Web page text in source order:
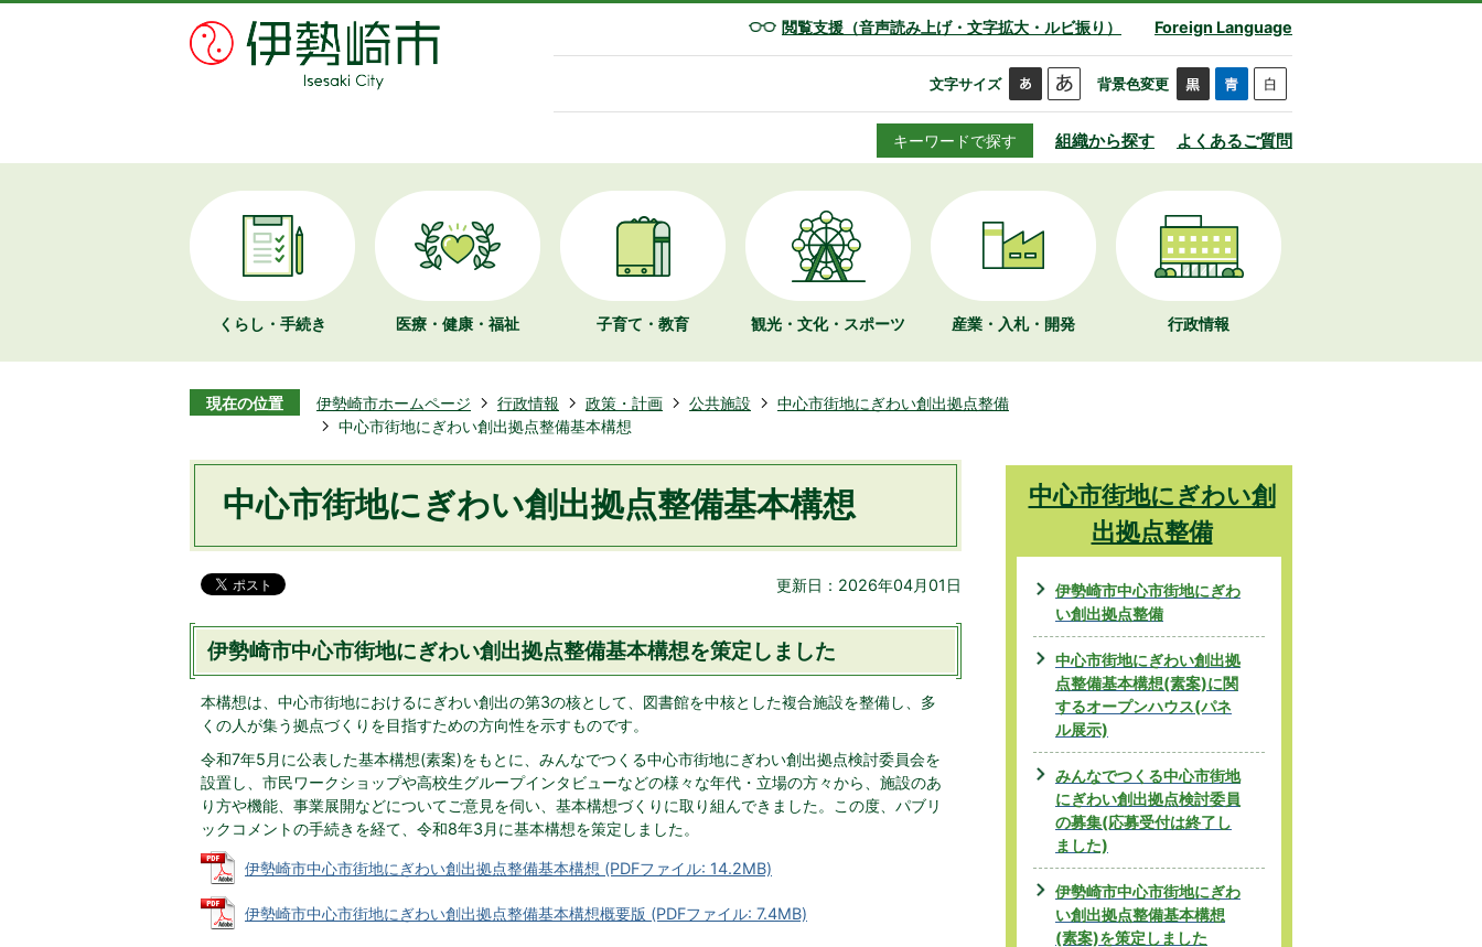
閲覧支援（音声読み上げ・文字拡大・ルビ振り） Foreign Language
文字サイズ 背景色変更
キーワードで探す 組織から探す よくあるご質問
くらし・手続き 医療・健康・福祉 子育て・教育 観光・文化・ スポーツ 産業・入札・開発 行政情報
現在の位置 伊勢崎市ホームページ 行政情報 政策・計画 公共施設
中心市街地にぎわい創出拠点整備
中心市街地にぎわい創出拠点整備基本構想
中心市街地にぎわい創出拠点整備基本構想
更新日：2026年04月01日
伊勢崎市中心市街地にぎわい創出拠点整備基本構想を策定しました
本構想は、中心市街地におけるにぎわい創出の第3の核として、図書館を中核とした複合施設を整備し、多
くの人が集う拠点づくりを目指すための方向性を示すものです。
令和7年5月に公表した基本構想(素案)をもとに、みんなでつくる中心市街地にぎわい創出拠点検討委員会を
設置し、市民ワークショップや高校生グループインタビューなどの様々な年代・立場の方々から、施設のあ
り方や機能、事業展開などについてご意見を伺い、基本構想づくりに取り組んできました。この度、パブリ
ックコメントの手続きを経て、令和8年3月に基本構想を策定しました。
伊勢崎市中心市街地にぎわい創出拠点整備基本構想 (PDFファイル: 14.2MB)
伊勢崎市中心市街地にぎわい創出拠点整備基本構想概要版 (PDFファイル: 7.4MB)
中心市街地にぎわい創
出拠点整備
伊勢崎市中心市街地にぎわ
い創出拠点整備
中心市街地にぎわい創出拠
点整備基本構想(素案)に関
するオープンハウス(パネ
ル展示)
みんなでつくる中心市街地
にぎわい創出拠点検討委員
の募集(応募受付は終了し
ました)
伊勢崎市中心市街地にぎわ
い創出拠点整備基本構想
(素案)を策定しました